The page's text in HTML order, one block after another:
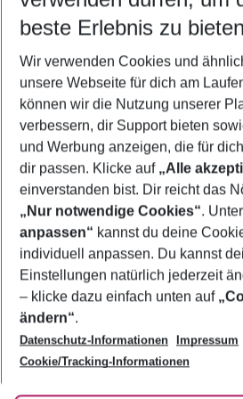
5-8 Nächte
2 Erwachsene Keine Kinder
Mehr Filter
Footer
Footer navigation
Über uns
AGB
Bestpreisgarantie
Cookie-Einstellungen ändern
Cookie-Richtlinie
Agenturbetreuung
Barrierefreies Reisen
Folge uns
beste Erlebnis zu
Wir verwenden Cookies und
unsere Webseite für dich am
können wir die Nutzung unserer
verbessern, dir Support bieten
und Werbung anzeigen, die für
dir passen. Klicke auf „Alle
einverstanden bist. Dir reicht das
„Nur notwendige Cookies“. Unter
anpassen“ kannst du deine
individuell anpassen. Du kannst
Einstellungen natürlich jederzeit
– klicke dazu einfach unten auf
ändern“.
Datenschutz-Informationen
Impressum
Cookie/Tracking-Informationen